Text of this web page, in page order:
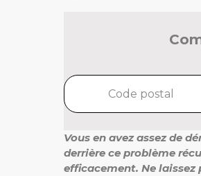
Vous en avez assez de
derrière ce problème
efficacement. Ne laissez